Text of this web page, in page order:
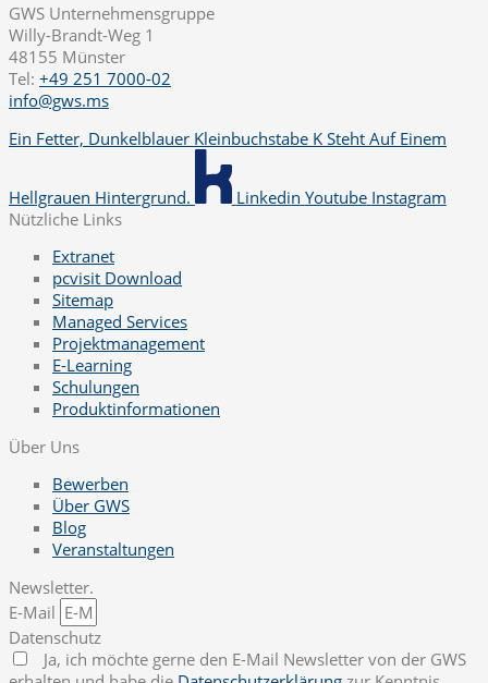
GWS Unternehmensgruppe
Willy-Brandt-Weg 1
48155 Münster
Tel: +49 251 7000-02
info@gws.ms
Ein Fetter, Dunkelblauer Kleinbuchstabe K Steht Auf Einem
Hellgrauen Hintergrund. Linkedin Youtube Instagram
Nützliche Links
Extranet
pcvisit Download
Sitemap
Managed Services
Projektmanagement
E-Learning
Schulungen
Produktinformationen
Über Uns
Bewerben
Über GWS
Blog
Veranstaltungen
Newsletter.
E-Mail
Datenschutz
Ja, ich möchte gerne den E-Mail Newsletter von der GWS